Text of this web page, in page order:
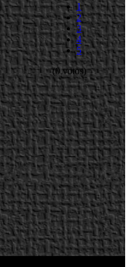
1
2
3
4
5
(0 votos)